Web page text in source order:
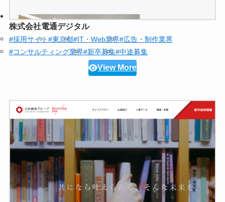
株式会社電通デジタル
#採用サイト#東京都#IT・Web業界#広告・制作業界
#コンサルティング業界#新卒募集#中途募集
View More